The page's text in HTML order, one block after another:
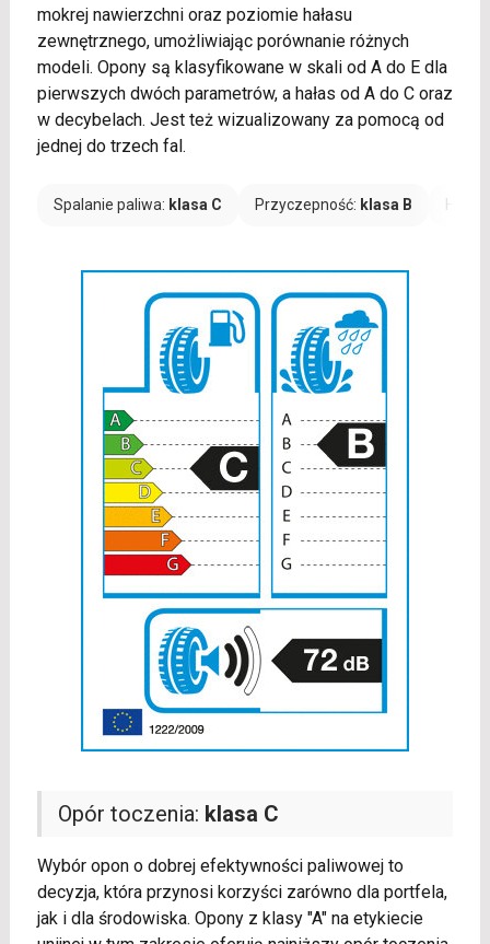
mokrej nawierzchni oraz poziomie hałasu
zewnętrznego, umożliwiając porównanie różnych
modeli. Opony są klasyfikowane w skali od A do E dla
pierwszych dwóch parametrów, a hałas od A do C oraz
w decybelach. Jest też wizualizowany za pomocą od
jednej do trzech fal.
Spalanie paliwa: klasa C Przyczepność: klasa B
Opór toczenia: klasa C
Wybór opon o dobrej efektywności paliwowej to
decyzja, która przynosi korzyści zarówno dla portfela,
jak i dla środowiska. Opony z klasy "A" na etykiecie